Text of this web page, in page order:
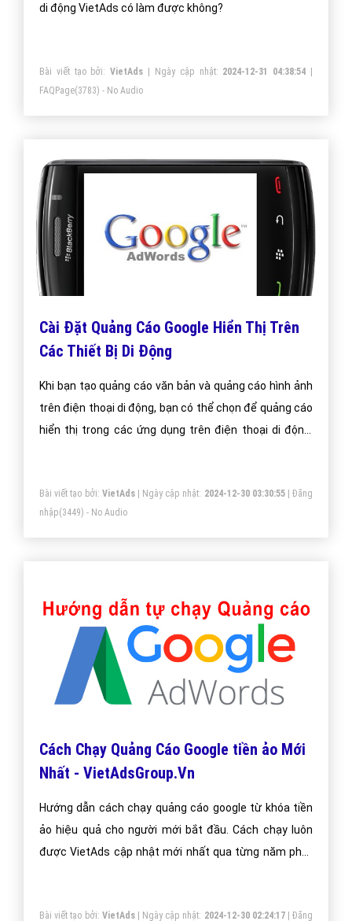
di động VietAds có làm được không?
Bài viết tạo bởi:VietAds | Ngày cập nhật: 2024-12-31 04:38:54 |
FAQPage(3783) - No Audio
Cài Đặt Quảng Cáo Google Hiển Thị Trên
Các Thiết Bị Di Động
Khi bạn tạo quảng cáo văn bản và quảng cáo hình ảnh
trên điện thoại di động, bạn có thể chọn để quảng cáo
hiển thị trong các ứng dụng trên điện thoại di động,
Bài viết tạo bởi: VietAds| Ngày cập nhật: 2024-12-30 03:30:55|Đăng
nhập(3449) - No Audio
Cách Chạy Quảng Cáo Google tiền ảo Mới
Nhất - VietAdsGroup.Vn
Hướng dẫn cách chạy quảng cáo google từ khóa tiền
ảo hiệu quả cho người mới bắt đầu. Cách chạy luôn
được VietAds cập nhật mới nhất qua từng năm phát
Bài viết tạo bởi: VietAds| Ngày cập nhật: 2024-12-30 02:24:17|Đăng